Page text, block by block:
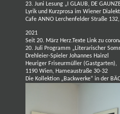
23. Juni Lesung „I GLAUB, DE
Lyrik und Kurzprosa im Wiener
Cafe ANNO Lerchenfelder Straße
2021
Seit 20. März Herz.Texte Link zu
20. Juli Programm „Literarischer
Drehleier-Spieler Johannes Hainzl
Heuriger Friseurmüller (Gastgarten),
1190 Wien, Hameaustraße 30-32
Die Kollektion „Backwerke“ in der